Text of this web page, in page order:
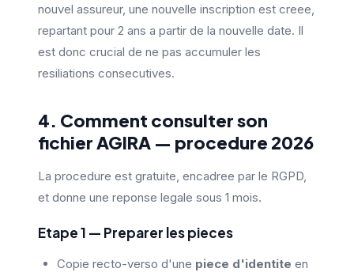
nouvel assureur, une nouvelle inscription est creee,
repartant pour 2 ans a partir de la nouvelle date. Il
est donc crucial de ne pas accumuler les
resiliations consecutives.
4. Comment consulter son
fichier AGIRA — procedure 2026
La procedure est gratuite, encadree par le RGPD,
et donne une reponse legale sous 1 mois.
Etape 1 — Preparer les pieces
Copie recto-verso d'une piece d'identite en